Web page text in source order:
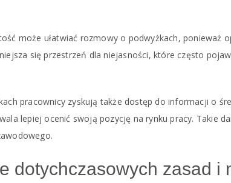
może ułatwiać rozmowy o podwyżkach, ponieważ
się przestrzeń dla niejasności, które często
pracownicy zyskują także dostęp do informacji o
lepiej ocenić swoją pozycję na rynku pracy. Takie
dotychczasowych zasad i